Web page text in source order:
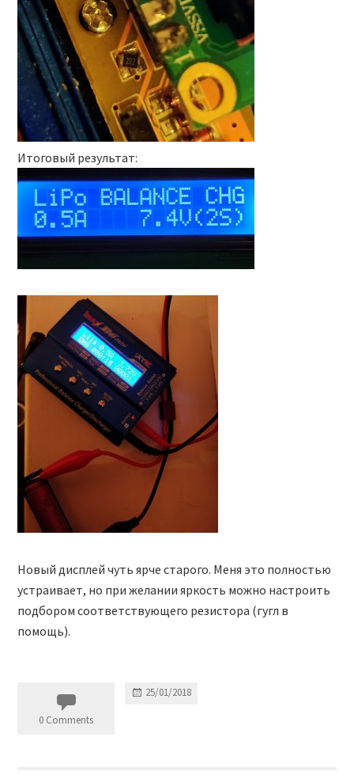
Итоговый результат:
Новый дисплей чуть ярче старого. Меня это полностью
устраивает, но при желании яркость можно настроить
подбором соответствующего резистора (гугл в
помощь).
0 Comments
25/01/2018